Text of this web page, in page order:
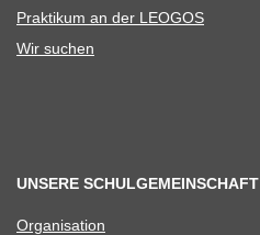
Prak­ti­kum an der LEOGOS
Wir suchen
UNSERE SCHULGEMEINSCHAFT
Orga­ni­sa­tion